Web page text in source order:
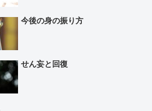
今後の身の振り方
せん妄と回復